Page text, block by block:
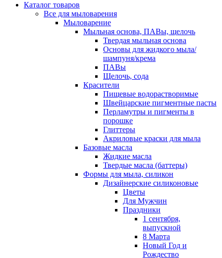
Каталог товаров
Все для мыловарения
Мыловарение
Мыльная основа, ПАВы, щелочь
Твердая мыльная основа
Основы для жидкого мыла/
шампуня/крема
ПАВы
Щелочь, сода
Красители
Пищевые водорастворимые
Швейцарские пигментные пасты
Перламутры и пигменты в
порошке
Глиттеры
Акриловые краски для мыла
Базовые масла
Жидкие масла
Твердые масла (баттеры)
Формы для мыла, силикон
Дизайнерские силиконовые
Цветы
Для Мужчин
Праздники
1 сентября,
выпускной
8 Марта
Новый Год и
Рождество